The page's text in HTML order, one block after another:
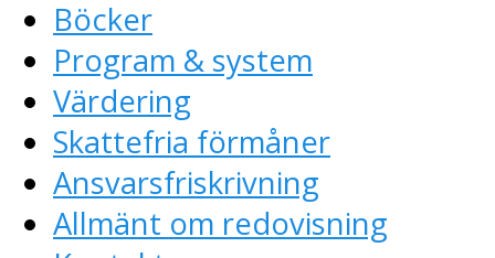
Böcker
Program & system
Värdering
Skattefria förmåner
Ansvarsfriskrivning
Allmänt om redovisning